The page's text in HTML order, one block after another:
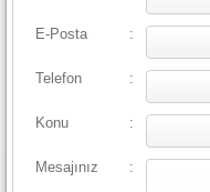
E-Posta :
Telefon :
Konu :
Mesajınız :